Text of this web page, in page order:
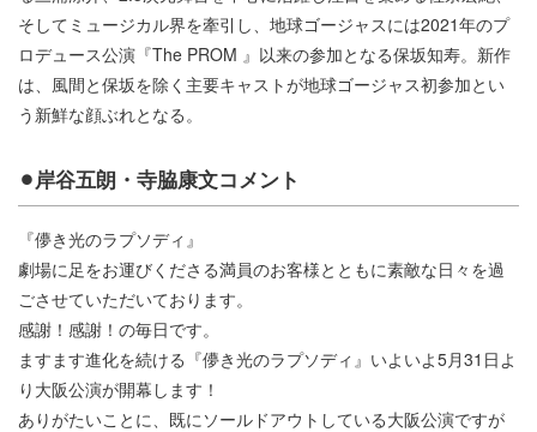
そしてミュージカル界を牽引し、地球ゴージャスには2021年のプ
ロデュース公演『The PROM 』以来の参加となる保坂知寿。新作
は、風間と保坂を除く主要キャストが地球ゴージャス初参加とい
う新鮮な顔ぶれとなる。
⚫︎岸谷五朗・寺脇康文コメント
『儚き光のラプソディ』
劇場に足をお運びくださる満員のお客様とともに素敵な日々を過
ごさせていただいております。
感謝！感謝！の毎日です。
ますます進化を続ける『儚き光のラプソディ』いよいよ5月31日よ
り大阪公演が開幕します！
ありがたいことに、既にソールドアウトしている大阪公演ですが